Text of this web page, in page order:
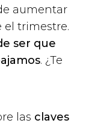
aumentar
el trimestre.
ser que
. ¿Te
las claves